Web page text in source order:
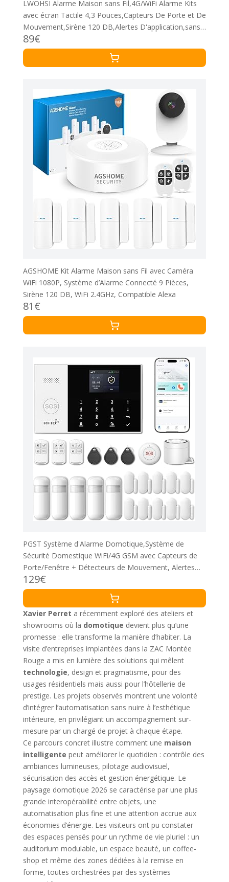
LWOHSI Alarme Maison sans Fil,4G/WiFi Alarme Kits
avec écran Tactile 4,3 Pouces,Capteurs De Porte et De
Mouvement,Sirène 120 DB,Alertes D'application,sans
Abonnement Mensuel,Compatible avec Alexa
89€
AGSHOME Kit Alarme Maison sans Fil avec Caméra
WiFi 1080P, Système d’Alarme Connecté 9 Pièces,
Sirène 120 DB, WiFi 2.4GHz, Compatible Alexa
81€
PGST Système d'Alarme Domotique,Système de
Sécurité Domestique WiFi/4G GSM avec Capteurs de
Porte/Fenêtre + Détecteurs de Mouvement, Alertes
Instantanées Tuya,Compatible avec Alexa/Google
129€
Xavier Perret a récemment exploré des ateliers et
showrooms où la domotique devient plus qu’une
promesse : elle transforme la manière d’habiter. La
visite d’entreprises implantées dans la ZAC Montée
Rouge a mis en lumière des solutions qui mêlent
technologie, design et pragmatisme, pour des
usages résidentiels mais aussi pour l’hôtellerie de
prestige. Les projets observés montrent une volonté
d’intégrer l’automatisation sans nuire à l’esthétique
intérieure, en privilégiant un accompagnement sur-
mesure par un chargé de projet à chaque étape.
Ce parcours concret illustre comment une maison
intelligente peut améliorer le quotidien : contrôle des
ambiances lumineuses, pilotage audiovisuel,
sécurisation des accès et gestion énergétique. Le
paysage domotique 2026 se caractérise par une plus
grande interopérabilité entre objets, une
automatisation plus fine et une attention accrue aux
économies d’énergie. Les visiteurs ont pu constater
des espaces pensés pour un rythme de vie pluriel : un
auditorium modulable, un espace beauté, un coffee-
shop et même des zones dédiées à la remise en
forme, toutes orchestrées par des systèmes